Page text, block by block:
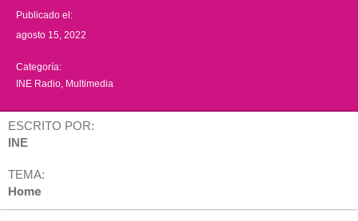
Publicado el:
agosto 15, 2022
Categoría:
INE Radio Multimedia
ESCRITO POR:
INE
TEMA:
Home